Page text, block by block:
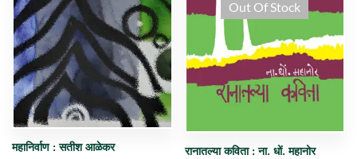
महानिर्वाण : सतीश आळेकर
Out Of Stock
रानातल्या कविता : ना. धों. महानोर